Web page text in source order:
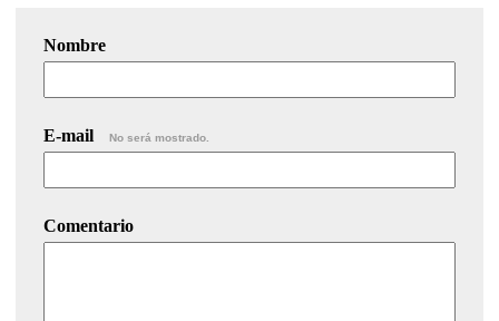
Nombre
E-mail No será mostrado.
Comentario